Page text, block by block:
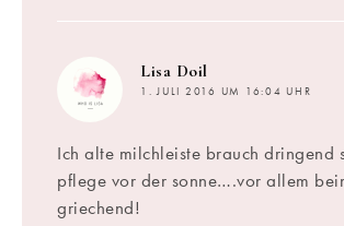
Lisa Doil
1. JULI 2016 UM 16:04 UHR
Ich alte milchleiste brauch dringend
pflege vor der sonne….vor allem
griechend!